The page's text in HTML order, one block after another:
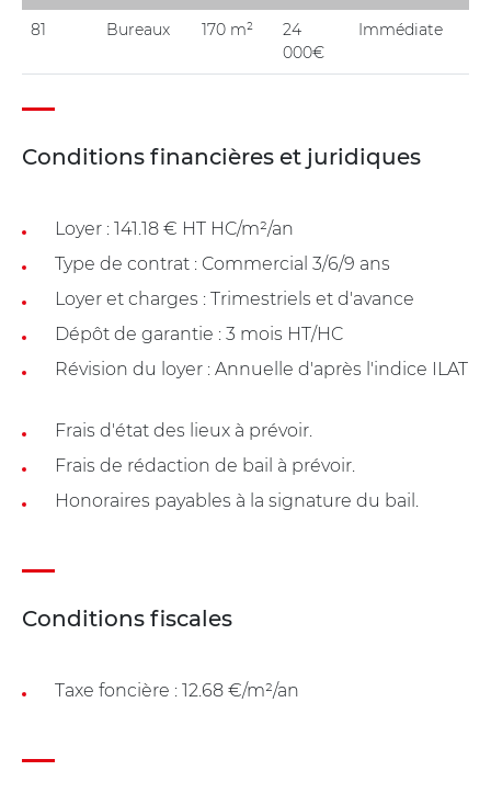
81 Bureaux 170 m²
24
000€
Immédiate
Conditions financières et juridiques
Loyer : 141.18 € HT HC/m²/an
Type de contrat : Commercial 3/6/9 ans
Loyer et charges : Trimestriels et d'avance
Dépôt de garantie : 3 mois HT/HC
Révision du loyer : Annuelle d'après l'indice ILAT
Frais d'état des lieux à prévoir.
Frais de rédaction de bail à prévoir.
Honoraires payables à la signature du bail.
Conditions fiscales
Taxe foncière : 12.68 €/m²/an